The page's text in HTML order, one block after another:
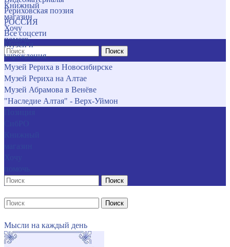
Книжный
магазин
Хочу
помочь
Поиск
Рериховская поэзия
РОССИЯ
Все соцсети
Музеи и
учреждения
Музей Рериха в Новосибирске
Музей Рериха на Алтае
Музей Абрамова в Венёве
"Наследие Алтая" - Верх-Уймон
Поиск
Поиск
Мысли на каждый день